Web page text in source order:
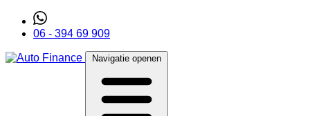
06 - 394 69 909
Navigatie openen